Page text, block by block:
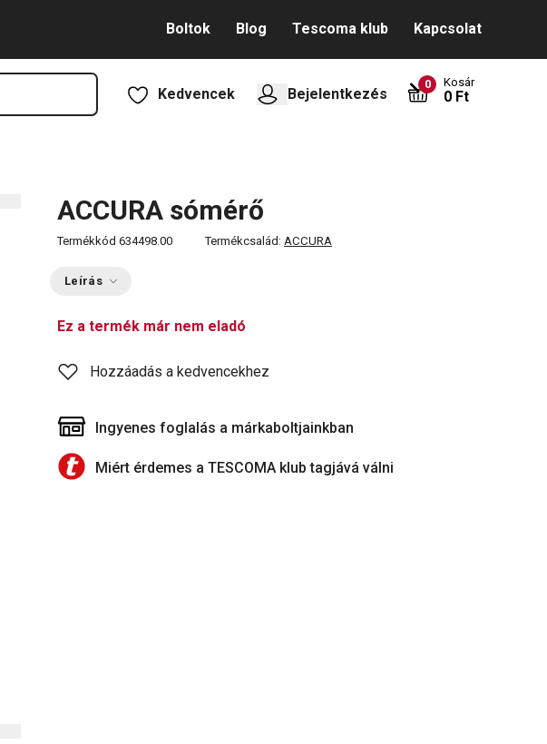
Boltok Blog Tescoma klub Kapcsolat
Kedvencek Bejelentkezés
0 Kosár
0 Ft
ACCURA sómérő
Termékkód 634498.00 Termékcsalád: ACCURA
Leírás
Ez a termék már nem eladó
Hozzáadás a kedvencekhez
Ingyenes foglalás a márkaboltjainkban
Miért érdemes a TESCOMA klub tagjává válni